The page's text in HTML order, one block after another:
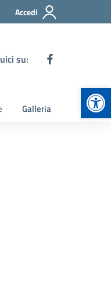
Accedi
su:
Galleria